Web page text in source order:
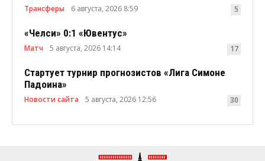
Трансферы 6 августа, 2026 8:59 5
«Челси» 0:1 «Ювентус»
Матч 5 августа, 2026 14:14 17
Стартует турнир прогнозистов «Лига Симоне
Падоина»
Новости сайта 5 августа, 2026 12:56 30